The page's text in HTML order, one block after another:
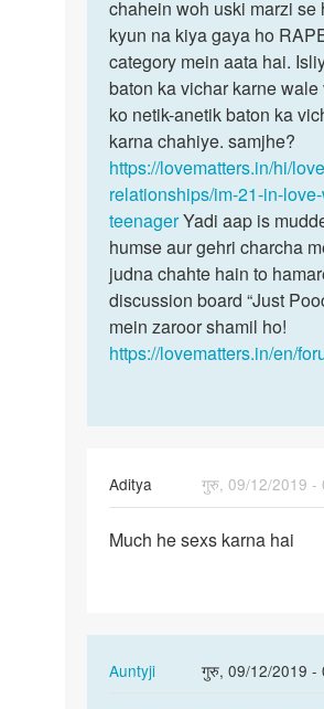
sal
ki
h
aaur…
by
krishan
bhee
nahi…
chahein woh uski marzi se
kyun na kiya gaya ho
category mein aata hai.
baton ka vichar karne wale
ko netik-anetik baton ka
karna chahiye. samjhe?
https://lovematters.in/hi/
relationships/im-21-in-
teenagerYadi aap is
humse aur gehri charcha
judna chahte hain to
discussion board “Just
mein zaroor shamil ho!
https://lovematters.in/en/
Aditya
गुरु, 09/12/2019 -
Much
Much he sexs karna hai
Auntyji
गुरु, 09/12/2019 -
In